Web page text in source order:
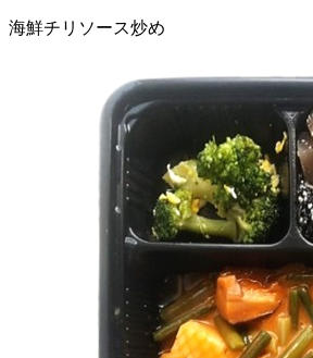
海鮮チリソース炒め